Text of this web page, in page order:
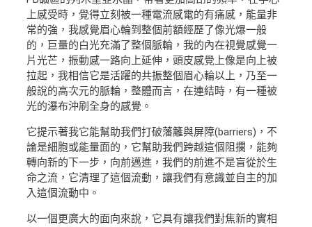
上感受時，覺得立刻被一種電流感電的有痛感，能量非
常的強，我感覺眉心輪到整個前額經歷了像光爆一般
的，巨量的白光充滿了整個脈輪，我的內在視覺感覺一
片光芒，振動感一路向上延伸，頭皮感覺上像是向上被
拉起，我相信它是活躍的共振整個眉心輪以上，乃至一
般說的高次元的脈輪，整體而言，在連結時，有一種被
光的瀑布沖刷全身的感覺。
它提示著我它能幫助我們打破藩籬與屏障(barriers)，不
論是細胞或能量面的，它幫助我們跨越這個阻攔，能夠
轉向新的下一步，向前邁進，我們的前進不是盲從於生
命之流，它清理了這個流動，讓我們有意識並自主的加
入這個流動中。
以一個更廣大的面向來說，它具有讓我們對焦新的實相